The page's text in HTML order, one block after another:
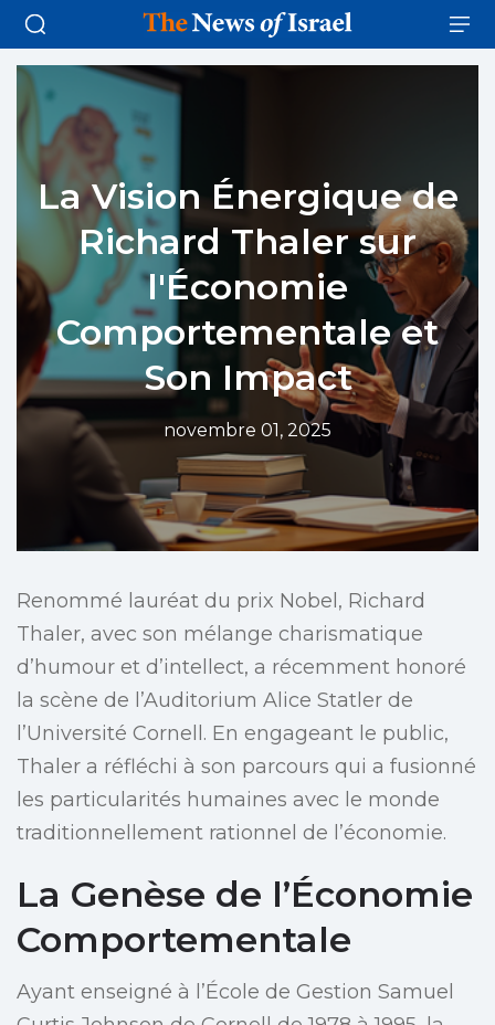
La Vision Énergique de
Richard Thaler sur
l'Économie
Comportementale et
Son Impact
novembre 01, 2025
Renommé lauréat du prix Nobel, Richard
Thaler, avec son mélange charismatique
d’humour et d’intellect, a récemment honoré
la scène de l’Auditorium Alice Statler de
l’Université Cornell. En engageant le public,
Thaler a réfléchi à son parcours qui a fusionné
les particularités humaines avec le monde
traditionnellement rationnel de l’économie.
La Genèse de l’Économie
Comportementale
Ayant enseigné à l’École de Gestion Samuel